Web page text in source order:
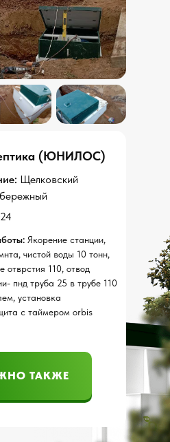
(ЮНИЛОС)
Щелковский
Якорение станции,
чистой воды 10 тонн,
отврстия 110, отвод
пнд труба 25 в трубе 110
установка
с таймером orbis
ТАКЖЕ
ТАКЖЕ